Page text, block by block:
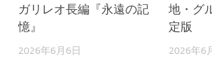
ガリレオ長編『永遠の記
憶』
2026年6月6日
地・グ
定版
2026年6